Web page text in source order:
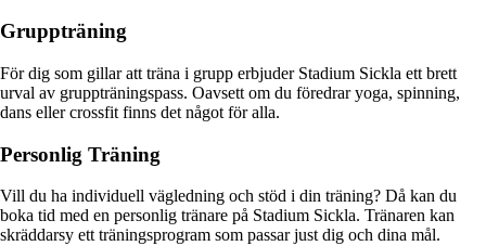
Gruppträning
För dig som gillar att träna i grupp erbjuder Stadium Sickla ett brett
urval av gruppträningspass. Oavsett om du föredrar yoga, spinning,
dans eller crossfit finns det något för alla.
Personlig Träning
Vill du ha individuell vägledning och stöd i din träning? Då kan du
boka tid med en personlig tränare på Stadium Sickla. Tränaren kan
skräddarsy ett träningsprogram som passar just dig och dina mål.